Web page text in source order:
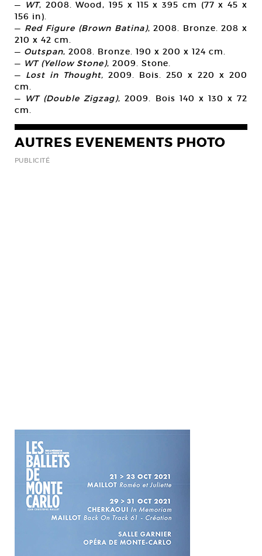
— WT, 2008. Wood, 195 x 115 x 395 cm (77 x 45 x
156 in).
— Red Figure (Brown Batina), 2008. Bronze. 208 x
210 x 42 cm.
— Outspan, 2008. Bronze. 190 x 200 x 124 cm.
— WT (Yellow Stone), 2009. Stone.
— Lost in Thought, 2009. Bois. 250 x 220 x 200
cm.
— WT (Double Zigzag), 2009. Bois 140 x 130 x 72
cm.
AUTRES EVENEMENTS PHOTO
PUBLICITÉ